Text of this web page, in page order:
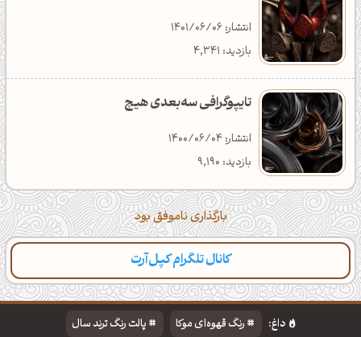
انتشار: 1401/06/06
بازدید: 4,341
تایپوگرافی سه‌بعدی هیچ
انتشار: 1400/06/04
بازدید: 9,190
بارگذاری ناموفق بود
کانال تلگرام کپل‌آرت
داغ: رنگ قهوه‌ای موکا
پالت رنگ ترند سال